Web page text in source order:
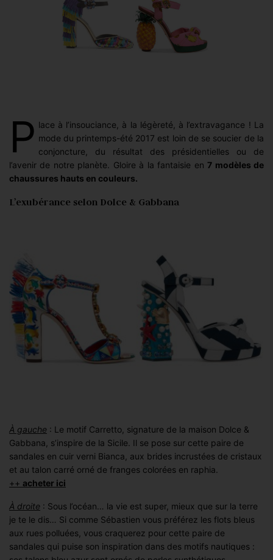
P lace à l’insouciance, à la légèreté, à l’extravagance ! La
mode du printemps-été 2017 est loin de se soucier de la
conjoncture, du résultat des présidentielles ou de
l’avenir de notre planète. Gloire à la fantaisie en 7 modèles de
chaussures hauts en couleurs.
L’exubérance selon Dolce & Gabbana
À gauche : Le motif Carretto, signature de la maison Dolce &
Gabbana, s’inspire de la Sicile. Il se pose sur cette paire de
sandales en cuir verni Bianca, aux brides incrustées de cristaux
et au talon carré orné de franges colorées en raphia.
++ acheter ici
À droite : Sous l’océan… la vie est super, mieux que sur la terre
je te le dis… Si comme Sébastien vous préférez les flots bleus
aux rues polluées, vous craquerez pour cette paire de
sandales qui puise son inspiration dans des motifs nautiques :